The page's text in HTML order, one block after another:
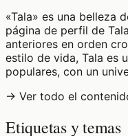
«Tala» es una belleza
página de perfil de
anteriores en orden
estilo de vida, Tala es
populares, con un
→ Ver todo el
Etiquetas y temas